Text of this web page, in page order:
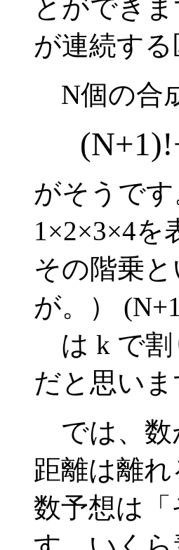
とができ
が連続す
N個の合
がそうで
1×2×3×4を
その階乗
が。）
は k で割
だと思いま
では、数
距離は離
数予想は